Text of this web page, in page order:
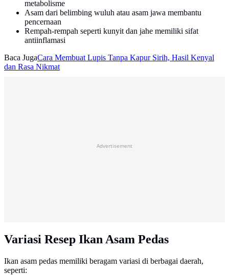
metabolisme
Asam dari belimbing wuluh atau asam jawa membantu
pencernaan
Rempah-rempah seperti kunyit dan jahe memiliki sifat
antiinflamasi
Baca JugaCara Membuat Lupis Tanpa Kapur Sirih, Hasil Kenyal
dan Rasa Nikmat
Advertisement
Variasi Resep Ikan Asam Pedas
Ikan asam pedas memiliki beragam variasi di berbagai daerah,
seperti: